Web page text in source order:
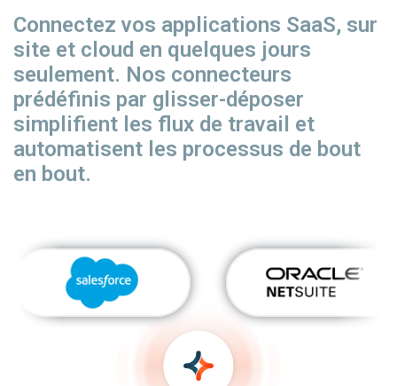
Connectez vos applications SaaS, sur
site et cloud en quelques jours
seulement. Nos connecteurs
prédéfinis par glisser-déposer
simplifient les flux de travail et
automatisent les processus de bout
en bout.